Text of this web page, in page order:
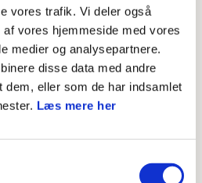
vores trafik. Vi deler også
vores hjemmeside med vores
medier og analysepartnere.
disse data med andre
dem, eller som de har indsamlet
Læs mere her
i et forløb med en konsulent,
er i korpset ikke dækker det
har fokus på den